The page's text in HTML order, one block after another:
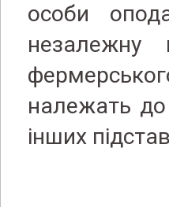
особи
незалежну
належать до
інших